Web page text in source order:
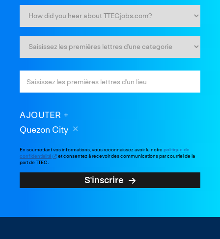
AJOUTER
Quezon City
En soumettant vos informations, vous reconnaissez avoir lu notrepolitique de
confidentialité
et consentez à recevoir des communications par courriel de la
part de TTEC.
S'inscrire